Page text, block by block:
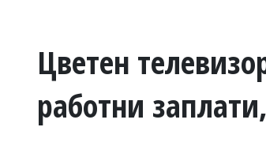
ВОЙНАТА
УКРАЙНА
Цветен
работни